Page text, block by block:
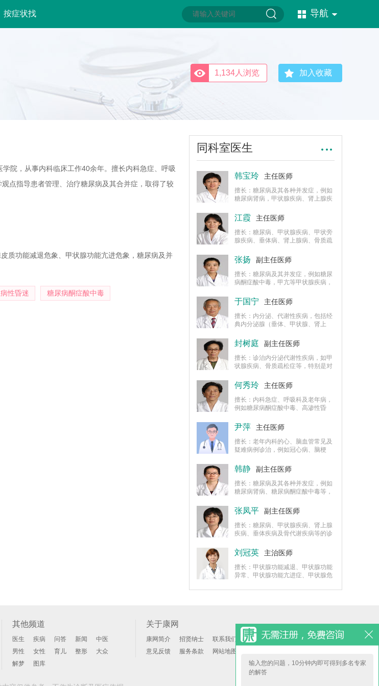
按症状找 导航
加入收藏
1,134人浏览
院，从事内科临床工作40余年。擅长内科急症、呼吸
点指导患者管理、治疗糖尿病及其合并症，取得了较
质功能减退危象、甲状腺功能亢进危象，糖尿病及并
性昏迷 糖尿病酮症酸中毒
同科室医生
韩宝玲 主任医师
擅长：糖尿病及其各种并发症，例如
糖尿病肾病，甲状腺疾病、肾上腺疾
治。
江霞 主任医师
擅长：糖尿病、甲状腺疾病、甲状旁
腺疾病、垂体病、肾上腺病、骨质疏
究，尤其在糖尿病及其并发症的预防
和治疗上，积累了丰富的临床经验。
张扬 副主任医师
擅长：糖尿病及其并发症，例如糖尿
病酮症酸中毒，甲亢等甲状腺疾病，
等内分泌科疾病的诊治。
于国宁 主任医师
擅长：内分泌、代谢性疾病，包括经
典内分泌腺（垂体、甲状腺、肾上
病的诊断和治疗，例如21-三体综合
征、特纳综合征。
封树庭 副主任医师
擅长：诊治内分泌代谢性疾病，如甲
状腺疾病、骨质疏松症等，特别是对
丰富的临床经验。
何秀玲 主任医师
擅长：内科急症、呼吸科及老年病，
例如糖尿病酮症酸中毒、高渗性昏
危象、甲状腺功能亢进危象，糖尿病
及并发症的治疗。
尹萍 主任医师
擅长：老年内科的心、脑血管常见及
疑难病例诊治，例如冠心病、脑梗
与治疗，例如糖尿病肾病。
韩静 副主任医师
擅长：糖尿病及其各种并发症，例如
糖尿病肾病、糖尿病酮症酸中毒等，
垂体疾病的诊治。
张凤平 副主任医师
擅长：糖尿病、甲状腺疾病、肾上腺
疾病、垂体疾病及骨代谢疾病等的诊
症的诊治及甲状腺危象、垂体危象、
肾上腺危象的救治积累了丰富的临床
经验。
刘冠英 主治医师
擅长：甲状腺功能减退、甲状腺功能
异常、甲状腺功能亢进症、甲状腺危
性白内障、糖尿病肾病等疾病诊治。
其他频道
医生 疾病 问答 新闻
中医
男性
女性 育儿 整形
大众
解梦
图库
关于康网
康网简介 招贤纳士
联系我们
意见反馈
服务条款 网站地图